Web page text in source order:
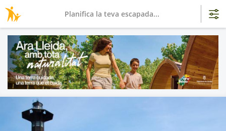
Planifica la teva escapada...